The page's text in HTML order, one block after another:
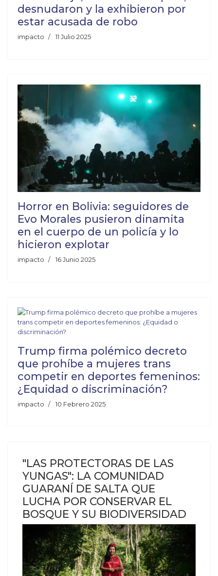
desnudaron y la exhibieron por
estar acusada de robo
impacto 11 Julio 2025
Horror en Bolivia: seguidores de
Evo Morales pusieron dinamita
en el cuerpo de un policía y lo
hicieron explotar
impacto 16 Junio 2025
Trump firma polémico decreto
que prohíbe a mujeres trans
competir en deportes femeninos:
¿Equidad o discriminación?
impacto 10 Febrero 2025
"LAS PROTECTORAS DE LAS
YUNGAS": LA COMUNIDAD
GUARANÍ DE SALTA QUE
LUCHA POR CONSERVAR EL
BOSQUE Y SU BIODIVERSIDAD